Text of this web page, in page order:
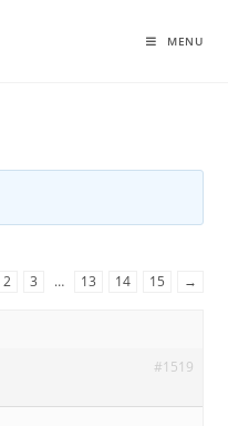
MENU
2 3 … 13 14 15 →
#1519